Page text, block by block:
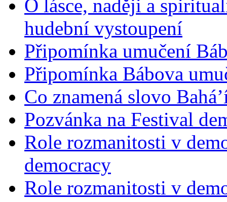
O lásce, naději a
hudební vystoupení
Připomínka umučení
Připomínka Bábova
Co znamená slovo
Pozvánka na Festival
Role rozmanitosti v
democracy
Role rozmanitosti v